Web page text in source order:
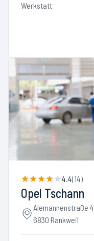
Werkstatt
4.4(14)
Opel Tschann
Alemannenstraße 4
6830 Rankweil